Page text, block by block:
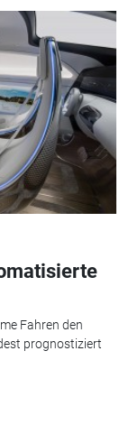
Fahren den
prognostiziert